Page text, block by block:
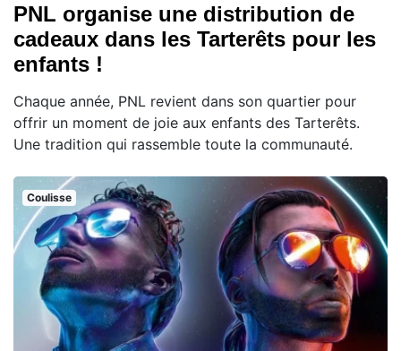
PNL organise une distribution de
cadeaux dans les Tarterêts pour les
enfants !
Chaque année, PNL revient dans son quartier pour
offrir un moment de joie aux enfants des Tarterêts.
Une tradition qui rassemble toute la communauté.
Coulisse